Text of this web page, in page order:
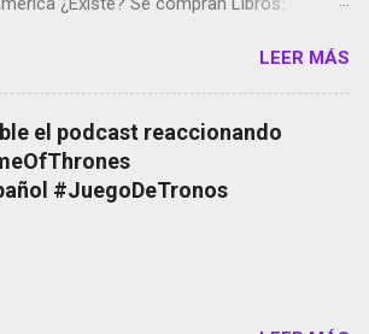
de Black Mirror Twitter deja de verificar
Responden los fotógrafos Brian May y el
en Instagram Música y vídeo selfies en la
Riddley Scott saca a Kevin Spacey de su
Francisco regaña a los que usan el
en sus misas La serie de la Tierra
- StartUp de bicicletas de alquiler
LEER MÁS
el podcast reaccionando
#JuegoDeTronos